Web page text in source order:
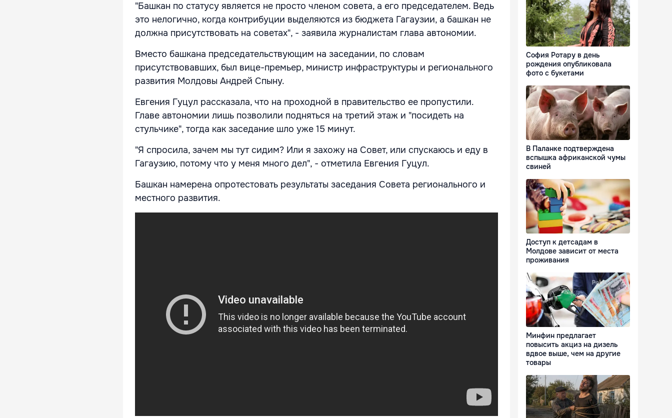
"Башкан по статусу является не просто членом совета, а его председателем. Ведь
это нелогично, когда контрибуции выделяются из бюджета Гагаузии, а башкан не
должна присутствовать на советах", - заявила журналистам глава автономии.
Вместо башкана председательствующим на заседании, по словам
присутствовавших, был вице-премьер, министр инфраструктуры и регионального
развития Молдовы Андрей Спыну.
Евгения Гуцул рассказала, что на проходной в правительство ее пропустили.
Главе автономии лишь позволили подняться на третий этаж и "посидеть на
стульчике", тогда как заседание шло уже 15 минут.
"Я спросила, зачем мы тут сидим? Или я захожу на Совет, или спускаюсь и еду в
Гагаузию, потому что у меня много дел", - отметила Евгения Гуцул.
Башкан намерена опротестовать результаты заседания Совета регионального и
местного развития.
София Ротару в день
рождения опубликовала
фото с букетами
В Паланке подтверждена
вспышка африканской чумы
свиней
Доступ к детсадам в
Молдове зависит от места
проживания
Минфин предлагает
повысить акциз на дизель
вдвое выше, чем на другие
товары